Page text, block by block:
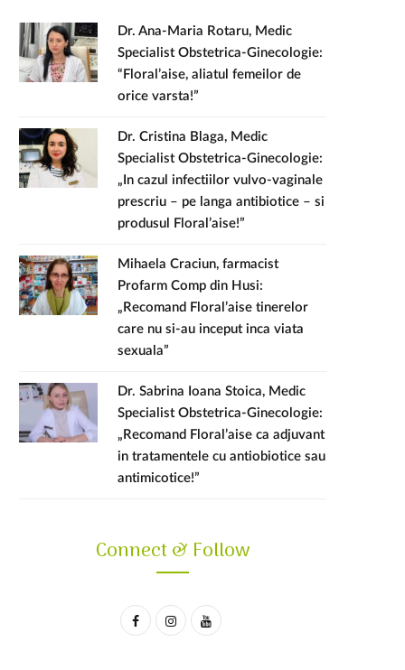
Dr. Ana-Maria Rotaru, Medic
Specialist Obstetrica-Ginecologie:
“Floral’aise, aliatul femeilor de
orice varsta!”
Dr. Cristina Blaga, Medic
Specialist Obstetrica-Ginecologie:
„In cazul infectiilor vulvo-vaginale
prescriu – pe langa antibiotice – si
produsul Floral’aise!”
Mihaela Craciun, farmacist
Profarm Comp din Husi:
„Recomand Floral’aise tinerelor
care nu si-au inceput inca viata
sexuala”
Dr. Sabrina Ioana Stoica, Medic
Specialist Obstetrica-Ginecologie:
„Recomand Floral’aise ca adjuvant
in tratamentele cu antiobiotice sau
antimicotice!”
Connect & Follow
F
I
Y